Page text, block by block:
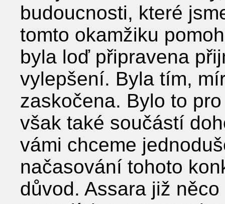
budoucnosti, které
tomto okamžiku
byla loď připravena
vylepšení. Byla tím,
zaskočena. Bylo to
však také součástí
vámi chceme
načasování tohoto
důvod. Assara již